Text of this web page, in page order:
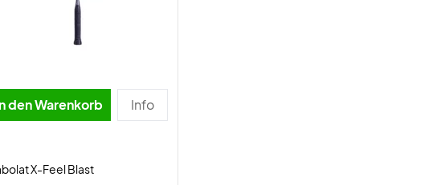
den Warenkorb Info
X-Feel Blast